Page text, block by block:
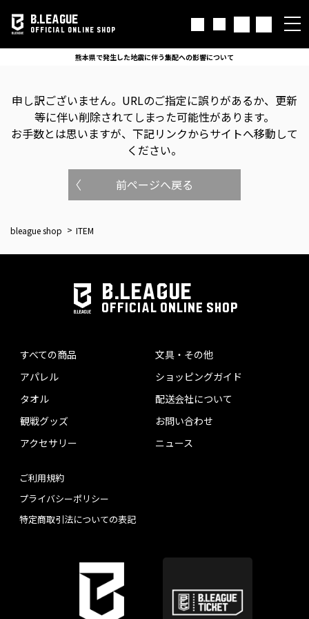
B.LEAGUE
OFFICIAL ONLINE SHOP
熊本県で発生した地震に伴う集配への影響について
申し訳ございません。 URLのご指定に誤りがあるか、更新
等に伴い削除されてしまった可能性があります。
お手数とは思いますが、下記リンクからサイトへ移動して
ください。
前ページへ戻る
bleague shop ITEM
B.LEAGUE
OFFICIAL ONLINE SHOP
すべての商品
アパレル
タオル
観戦グッズ
アクセサリー
文具・その他
ショッピングガイド
配送会社について
お問い合わせ
ニュース
ご利用規約
プライバシーポリシー
特定商取引法についての表記